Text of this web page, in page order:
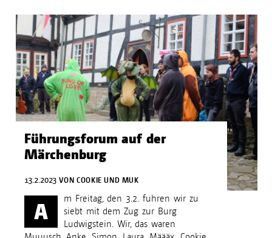
Führungsforum auf der
Märchenburg
13.2.2023 VON COOKIE UND MUK
A
m Freitag, den 3.2. fuhren wir zu
siebt mit dem Zug zur Burg
Ludwigstein. Wir, das waren